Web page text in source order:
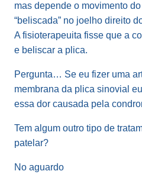
mas depende o movimento
“beliscada” no joelho direito
A fisioterapeuita fisse que a
e beliscar a plica.
Pergunta… Se eu fizer uma
membrana da plica sinovial
essa dor causada pela
Tem algum outro tipo de
patelar?
No aguardo